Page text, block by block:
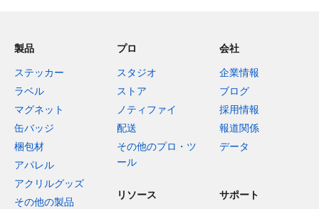
製品
ステッカー
ラベル
マグネット
缶バッジ
梱包材
アパレル
アクリルグッズ
その他の製品
プロ
スタジオ
ストア
ノティファイ
配送
その他のプロ・ツ
ール
会社
企業情報
ブログ
採用情報
報道関係
データ
リソース
サポート